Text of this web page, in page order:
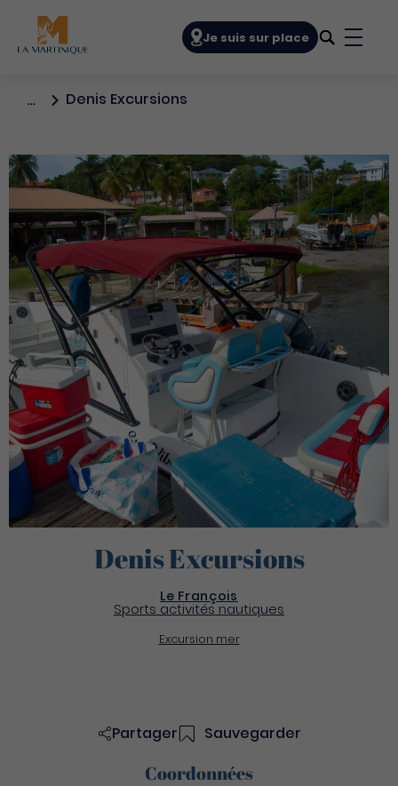
Je suis sur place
… Denis Excursions
Denis Excursions
Le François
Sports activités nautiques
Excursion mer
Partager Sauvegarder
Coordonnées